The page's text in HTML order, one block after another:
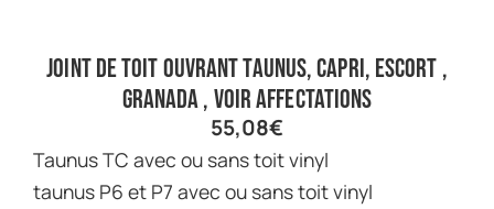
joint de toit ouvrant taunus, capri, escort ,
granada , voir affectations
55,08€
taunus TC avec ou sans toit vinyl
taunus P6 et P7 avec ou sans toit vinyl